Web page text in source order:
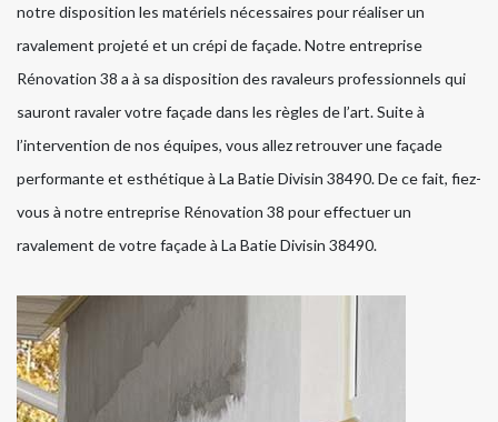
notre disposition les matériels nécessaires pour réaliser un
ravalement projeté et un crépi de façade. Notre entreprise
Rénovation 38 a à sa disposition des ravaleurs professionnels qui
sauront ravaler votre façade dans les règles de l’art. Suite à
l’intervention de nos équipes, vous allez retrouver une façade
performante et esthétique à La Batie Divisin 38490. De ce fait, fiez-
vous à notre entreprise Rénovation 38 pour effectuer un
ravalement de votre façade à La Batie Divisin 38490.